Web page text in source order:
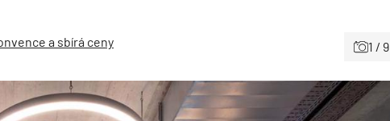
a sbírá ceny 1 / 9